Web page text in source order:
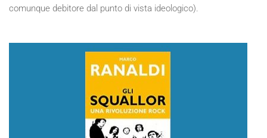
comunque debitore dal punto di vista ideologico).